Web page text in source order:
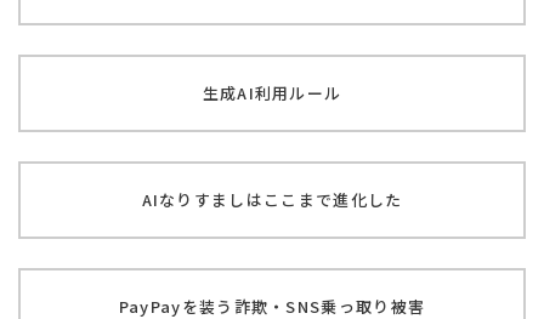
生成AI利用ルール
AIなりすましは ここまで進化した
PayPayを装う 詐欺・SNS乗っ取り被害